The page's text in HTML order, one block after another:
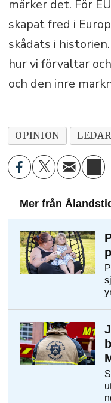
märker det. För
skapat fred i
skådats i
hur vi förvaltar
och den inre
OPINION